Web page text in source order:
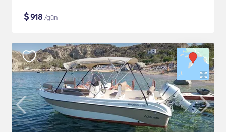
$918 /gün